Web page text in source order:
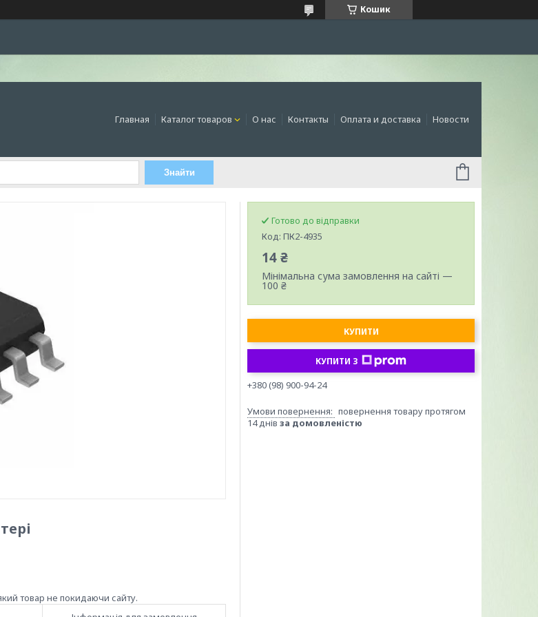
Кошик
Главная Каталог товаров О нас Контакты Оплата и доставка Новости
Знайти
товар не покидаючи сайту.
Готово до відправки
Код: ПК2-4935
14 ₴
Мінімальна сума замовлення на сайті —
100 ₴
КУПИТИ
КУПИТИ З
+380 (98) 900-94-24
повернення товару протягом
14 днів за домовленістю